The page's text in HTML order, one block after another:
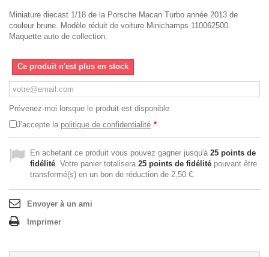
Miniature diecast 1/18 de la Porsche Macan Turbo année 2013 de
couleur brune. Modèle réduit de voiture Minichamps 110062500.
Maquette auto de collection.
Ce produit n'est plus en stock
Prévenez-moi lorsque le produit est disponible
J'accepte la politique de confidentialité *
En achetant ce produit vous pouvez gagner jusqu'à 25 points de
fidélité. Votre panier totalisera 25 points de fidélité pouvant être
transformé(s) en un bon de réduction de 2,50 €.
Envoyer à un ami
Imprimer